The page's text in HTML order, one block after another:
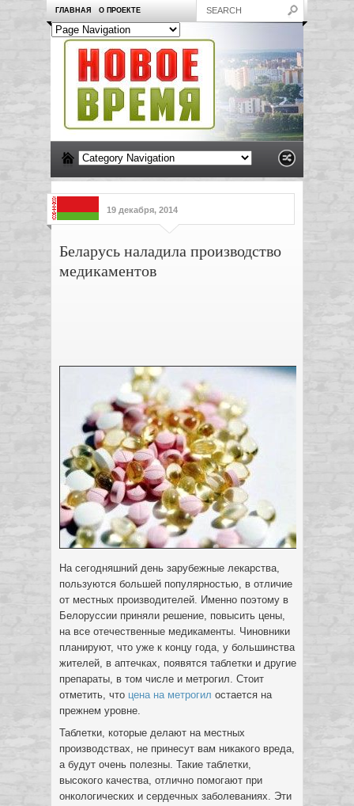
ГЛАВНАЯ О ПРОЕКТЕ
19 декабря, 2014
Беларусь наладила производство
медикаментов
На сегодняшний день зарубежные лекарства,
пользуются большей популярностью, в отличие
от местных производителей. Именно поэтому в
Белоруссии приняли решение, повысить цены,
на все отечественные медикаменты. Чиновники
планируют, что уже к концу года, у большинства
жителей, в аптечках, появятся таблетки и другие
препараты, в том числе и метрогил. Стоит
отметить, что цена на метрогил остается на
прежнем уровне.
Таблетки, которые делают на местных
производствах, не принесут вам никакого вреда,
а будут очень полезны. Такие таблетки,
высокого качества, отлично помогают при
онкологических и сердечных заболеваниях. Эти